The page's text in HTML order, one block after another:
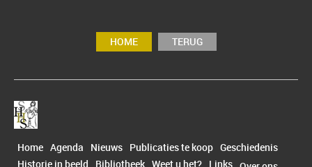
HOME TERUG
Home Agenda Nieuws Publicaties te koop Geschiedenis
Historie in beeld
Bibliotheek Weet u het? Links